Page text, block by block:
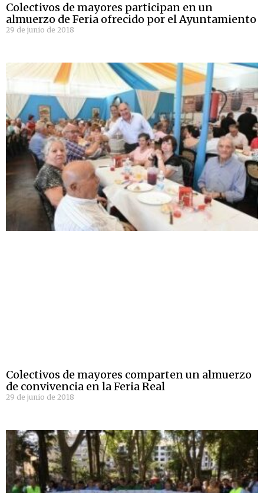
Colectivos de mayores participan en un
almuerzo de Feria ofrecido por el Ayuntamiento
29 de junio de 2018
Colectivos de mayores comparten un almuerzo
de convivencia en la Feria Real
29 de junio de 2018